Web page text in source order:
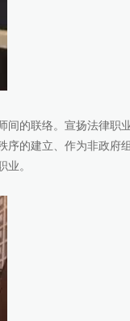
间的联络。宣扬法律职
序的建立、作为非政府
业。